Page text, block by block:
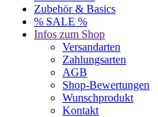
Zubehör & Basics
% SALE %
Infos zum Shop
Versandarten
Zahlungsarten
AGB
Shop-Bewertungen
Wunschprodukt
Kontakt